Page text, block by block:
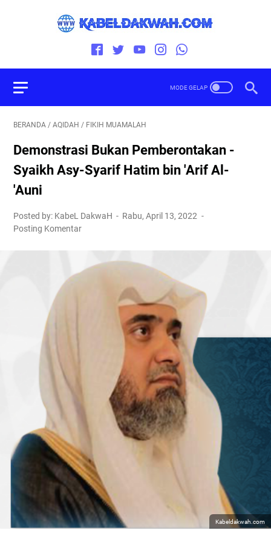
BERANDA / AQIDAH / FIKIH MUAMALAH
Demonstrasi Bukan Pemberontakan -
Syaikh Asy-Syarif Hatim bin 'Arif Al-
'Auni
Posted by: KabeL DakwaH
Rabu, April 13, 2022
Posting Komentar
Kabeldakwah.com